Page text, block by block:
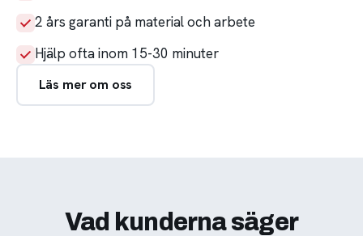
2 års garanti på material och arbete
Hjälp ofta inom 15-30 minuter
Läs mer om oss
Vad kunderna säger